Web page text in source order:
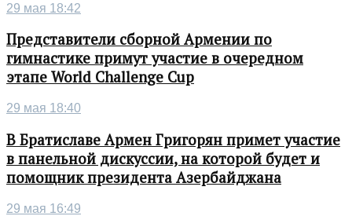
29 мая 18:42
Представители сборной Армении по
гимнастике примут участие в очередном
этапе World Challenge Cup
29 мая 18:40
В Братиславе Армен Григорян примет участие
в панельной дискуссии, на которой будет и
помощник президента Азербайджана
29 мая 16:49